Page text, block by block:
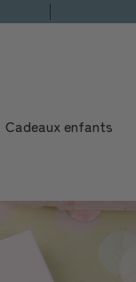
Cadeaux enfants